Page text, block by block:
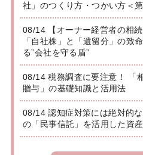
社」のつくり方・つかい方＜
08/14 【オーナー経営者の相続
「自社株」と「遺留分」の致
る”会社を守る盾”
08/14 税務調査に要注意！ 「
贈与」の基礎知識と活用法
08/14 認知症対策には絶対的
の「民事信託」を活用した資